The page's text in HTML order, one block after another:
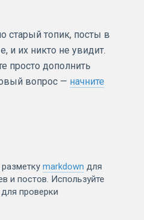
старый топик, посты в
и их никто не увидит.
просто дополнить
вопрос — начните
markdown для
и постов. Используйте
проверки